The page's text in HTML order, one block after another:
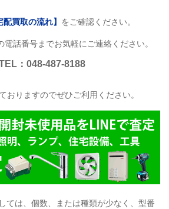
配買取の流れ】 をご確認ください。
話番号までお気軽にご連絡ください。
：048-487-8188
おりますのでぜひご利用ください。
ては、個数、または種類が少なく、型番